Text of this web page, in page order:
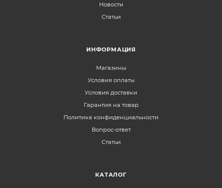
Новости
Статьи
ИНФОРМАЦИЯ
Магазины
Условия оплаты
Условия доставки
Гарантия на товар
Политика конфиденциальности
Вопрос-ответ
Статьи
КАТАЛОГ